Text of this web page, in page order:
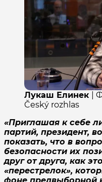
Лукаш Елинек
|
Český rozhlas
«Приглашая к себе
партий, президент,
показать, что в
безопасности их
друг от друга, как
«перестрелок»,
фоне предвыборной